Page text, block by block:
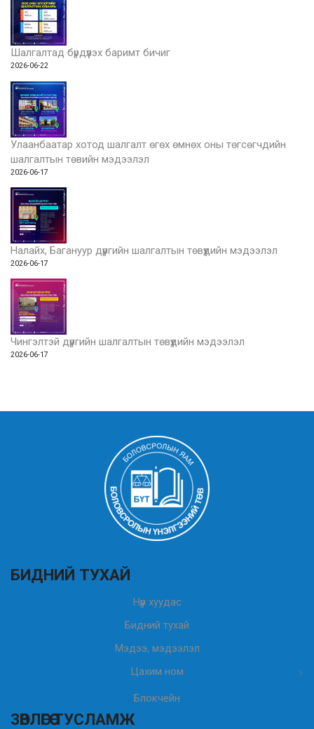
Шалгалтад бүрдүүлэх баримт бичиг
2026-06-22
Улаанбаатар хотод шалгалт өгөх өмнөх оны төгсөгчдийн
шалгалтын төвийн мэдээлэл
2026-06-17
Налайх, Багануур дүүргийн шалгалтын төвүүдийн мэдээлэл
2026-06-17
Чингэлтэй дүүргийн шалгалтын төвүүдийн мэдээлэл
2026-06-17
БИДНИЙ ТУХАЙ
Нүүр хуудас
Бидний тухай
Мэдээ, мэдээлэл
Цахим ном
Блокчейн
ЗӨВЛӨГӨӨ ТУСЛАМЖ